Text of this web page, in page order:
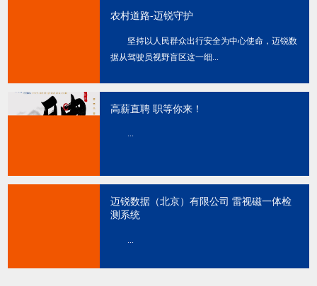
农村道路-迈锐守护
坚持以人民群众出行安全为中心使命，迈锐数
据从驾驶员视野盲区这一细...
高薪直聘 职等你来！
...
迈锐数据（北京）有限公司 雷视磁一体检
测系统
...